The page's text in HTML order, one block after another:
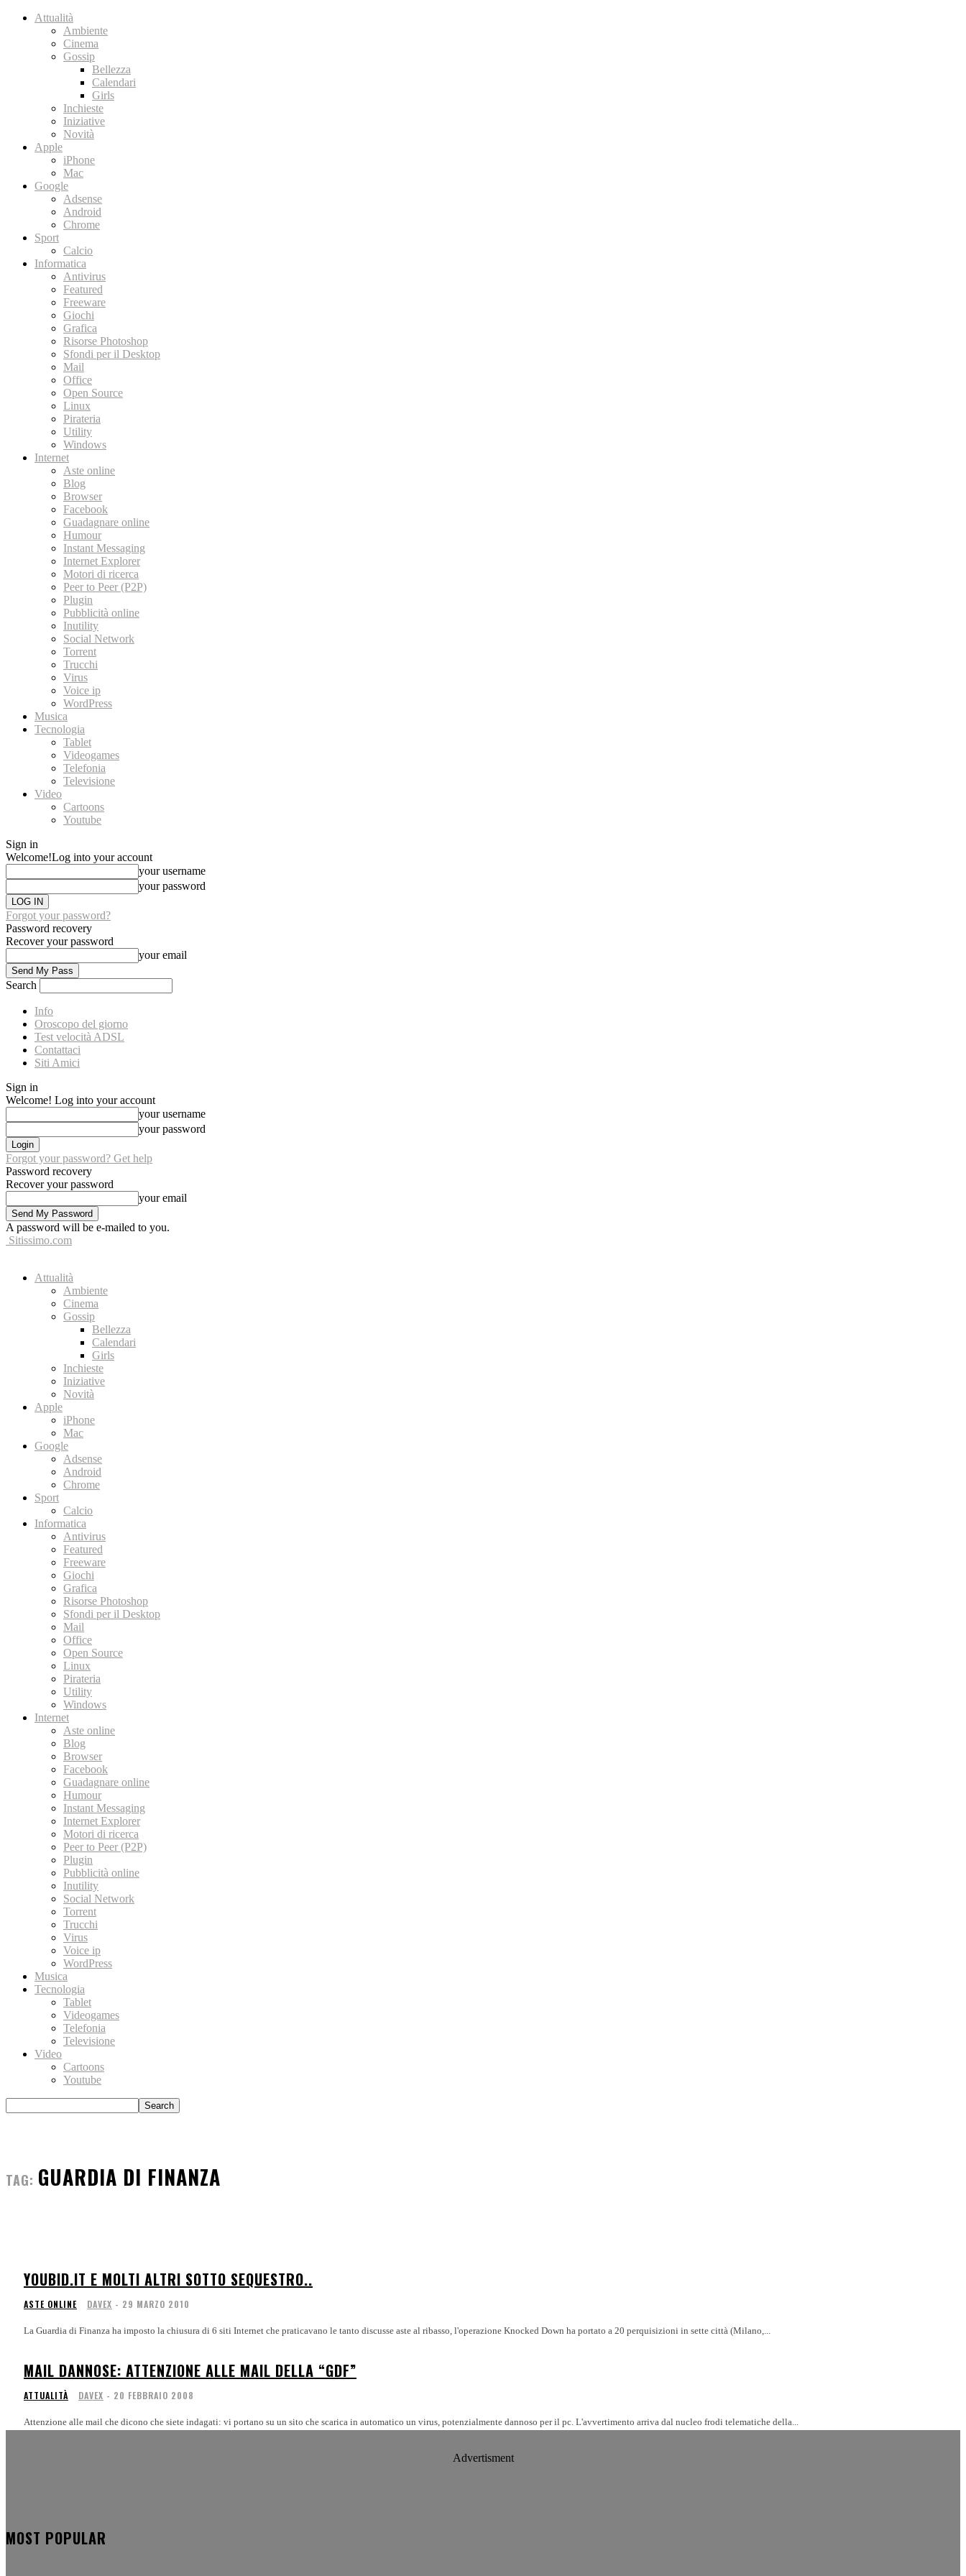
Attualità
Ambiente
Cinema
Gossip
Bellezza
Calendari
Girls
Inchieste
Iniziative
Novità
Apple
iPhone
Mac
Google
Adsense
Android
Chrome
Sport
Calcio
Informatica
Antivirus
Featured
Freeware
Giochi
Grafica
Risorse Photoshop
Sfondi per il Desktop
Mail
Office
Open Source
Linux
Pirateria
Utility
Windows
Internet
Aste online
Blog
Browser
Facebook
Guadagnare online
Humour
Instant Messaging
Internet Explorer
Motori di ricerca
Peer to Peer (P2P)
Plugin
Pubblicità online
Inutility
Social Network
Torrent
Trucchi
Virus
Voice ip
WordPress
Musica
Tecnologia
Tablet
Videogames
Telefonia
Televisione
Video
Cartoons
Youtube
Sign in
Welcome!Log into your account
your username
your password
Forgot your password?
Password recovery
Recover your password
your email
Search
Info
Oroscopo del giorno
Test velocità ADSL
Contattaci
Siti Amici
Sign in
Welcome! Log into your account
your username
your password
Forgot your password? Get help
Password recovery
Recover your password
your email
A password will be e-mailed to you.
Sitissimo.com
Attualità
Ambiente
Cinema
Gossip
Bellezza
Calendari
Girls
Inchieste
Iniziative
Novità
Apple
iPhone
Mac
Google
Adsense
Android
Chrome
Sport
Calcio
Informatica
Antivirus
Featured
Freeware
Giochi
Grafica
Risorse Photoshop
Sfondi per il Desktop
Mail
Office
Open Source
Linux
Pirateria
Utility
Windows
Internet
Aste online
Blog
Browser
Facebook
Guadagnare online
Humour
Instant Messaging
Internet Explorer
Motori di ricerca
Peer to Peer (P2P)
Plugin
Pubblicità online
Inutility
Social Network
Torrent
Trucchi
Virus
Voice ip
WordPress
Musica
Tecnologia
Tablet
Videogames
Telefonia
Televisione
Video
Cartoons
Youtube
TAG: GUARDIA DI FINANZA
YOUBID.IT E MOLTI ALTRI SOTTO SEQUESTRO..
ASTE ONLINE DAVEX - 29 MARZO 2010
La Guardia di Finanza ha imposto la chiusura di 6 siti Internet che praticavano le tanto discusse aste al ribasso, l'operazione Knocked Down ha portato a 20 perquisizioni in sette città (Milano,...
MAIL DANNOSE: ATTENZIONE ALLE MAIL DELLA “GDF”
ATTUALITÀ DAVEX - 20 FEBBRAIO 2008
Attenzione alle mail che dicono che siete indagati: vi portano su un sito che scarica in automatico un virus, potenzialmente dannoso per il pc. L'avvertimento arriva dal nucleo frodi telematiche della...
Advertisment
MOST POPULAR